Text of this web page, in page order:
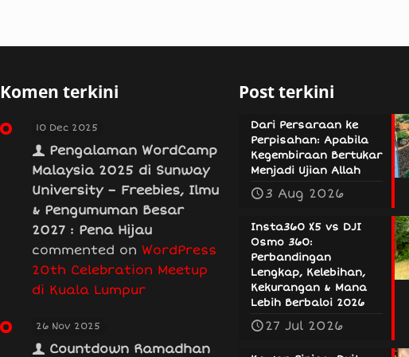
Komen terkini
10 Dec 2025
Pengalaman WordCamp
Malaysia 2025 di Sunway
University – Freebies, Ilmu
& Pengumuman Besar
2027 : Pena Hijau
commented on WordPress
20th Celebration Meetup
di Kuala Lumpur
26 Nov 2025
Countdown Ramadhan
Post terkini
Dari Persaraan ke
Perpisahan: Apabila
Kegembiraan Bertukar
Menjadi Ujian Allah
3 Aug 2026
Insta360 X5 vs DJI
Osmo 360:
Perbandingan
Lengkap, Kelebihan,
Kekurangan & Mana
Lebih Berbaloi 2026
27 Jul 2026